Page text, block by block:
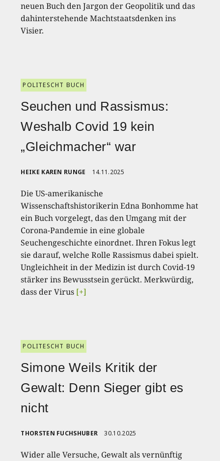
neuen Buch den Jargon der Geopolitik und das
dahinterstehende Machtstaatsdenken ins
Visier.
POLITESCHT BUCH
Seuchen und Rassismus:
Weshalb Covid 19 kein
„Gleichmacher“ war
HEIKE KAREN RUNGE 14.11.2025
Die US-amerikanische
Wissenschaftshistorikerin Edna Bonhomme hat
ein Buch vorgelegt, das den Umgang mit der
Corona-Pandemie in eine globale
Seuchengeschichte einordnet. Ihren Fokus legt
sie darauf, welche Rolle Rassismus dabei spielt.
Ungleichheit in der Medizin ist durch Covid-19
stärker ins Bewusstsein gerückt. Merkwürdig,
dass der Virus [+]
POLITESCHT BUCH
Simone Weils Kritik der
Gewalt: Denn Sieger gibt es
nicht
THORSTEN FUCHSHUBER 30.10.2025
Wider alle Versuche, Gewalt als vernünftig